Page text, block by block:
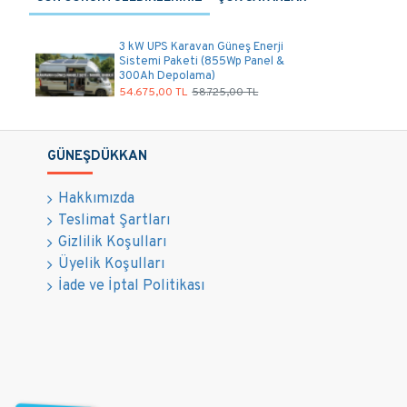
855Wp gibi ciddi bir
300 Ah
Karavan güneş
Otonomi Süresi:
Uzun Ömür:
3 kW UPS Karavan Güneş Enerji
Sistemi Paketi (855Wp Panel &
300Ah Depolama)
54.675,00 TL 58.725,00 TL
GÜNEŞDÜKKAN
Hakkımızda
Teslimat Şartları
Gizlilik Koşulları
Üyelik Koşulları
İade ve İptal Politikası